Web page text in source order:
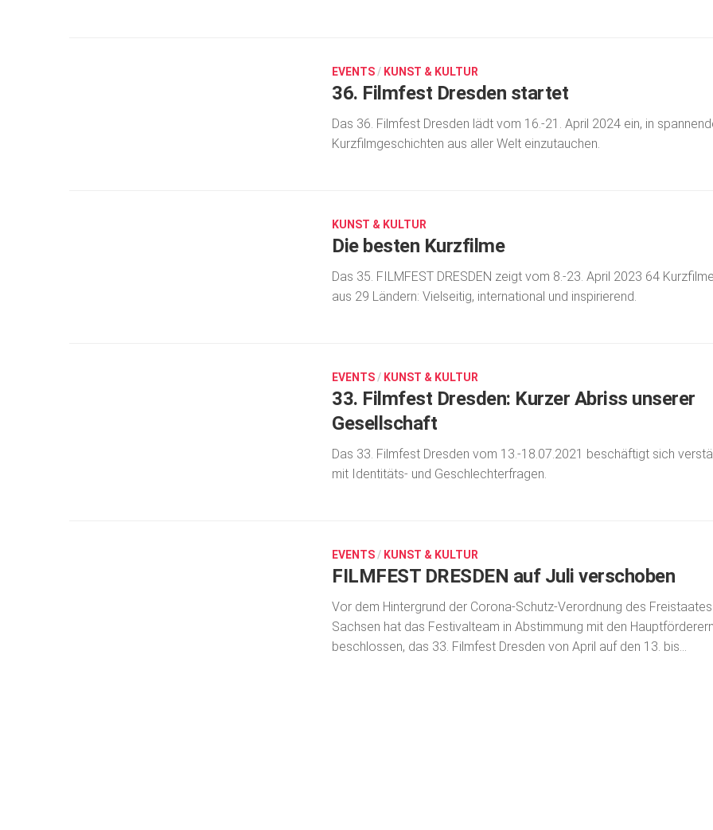
EVENTS / KUNST & KULTUR
36. Filmfest Dresden startet
Das 36. Filmfest Dresden lädt vom 16.-21. April 2024 ein, in
Kurzfilmgeschichten aus aller Welt einzutauchen.
KUNST & KULTUR
Die besten Kurzfilme
Das 35. FILMFEST DRESDEN zeigt vom 8.-23. April 2023 64
aus 29 Ländern: Vielseitig, international und inspirierend.
EVENTS / KUNST & KULTUR
33. Filmfest Dresden: Kurzer Abriss unserer
Gesellschaft
Das 33. Filmfest Dresden vom 13.-18.07.2021 beschäftigt sich
mit Identitäts- und Geschlechterfragen.
EVENTS / KUNST & KULTUR
FILMFEST DRESDEN auf Juli verschoben
Vor dem Hintergrund der Corona-Schutz-Verordnung des Freistaates
Sachsen hat das Festivalteam in Abstimmung mit den
beschlossen, das 33. Filmfest Dresden von April auf den 13. bis...